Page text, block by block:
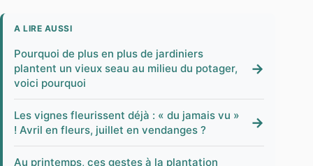
A LIRE AUSSI
Pourquoi de plus en plus de jardiniers
plantent un vieux seau au milieu du potager,
voici pourquoi
→
Les vignes fleurissent déjà : « du jamais vu »
! Avril en fleurs, juillet en vendanges ?
→
Au printemps, ces gestes à la plantation